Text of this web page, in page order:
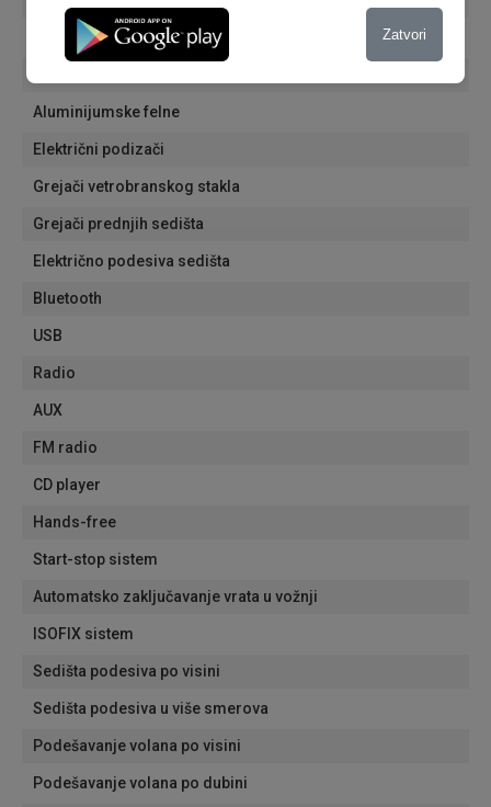
Automatski zatamnjivanje unutrašnjeg retrovizora
Aluminijumske felne
Električni podizači
Grejači vetrobranskog stakla
Grejači prednjih sedišta
Električno podesiva sedišta
Bluetooth
USB
Radio
AUX
FM radio
CD player
Hands-free
Start-stop sistem
Automatsko zaključavanje vrata u vožnji
ISOFIX sistem
Sedišta podesiva po visini
Sedišta podesiva u više smerova
Podešavanje volana po visini
Podešavanje volana po dubini
Zatvori